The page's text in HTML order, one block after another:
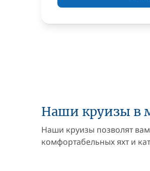
Наши круизы в
Наши круизы позволят
комфортабельных яхт и